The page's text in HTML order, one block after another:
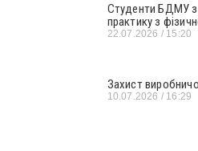
Студенти БДМУ
практику з
22.07.2026 15:20
Захист
10.07.2026 16:29